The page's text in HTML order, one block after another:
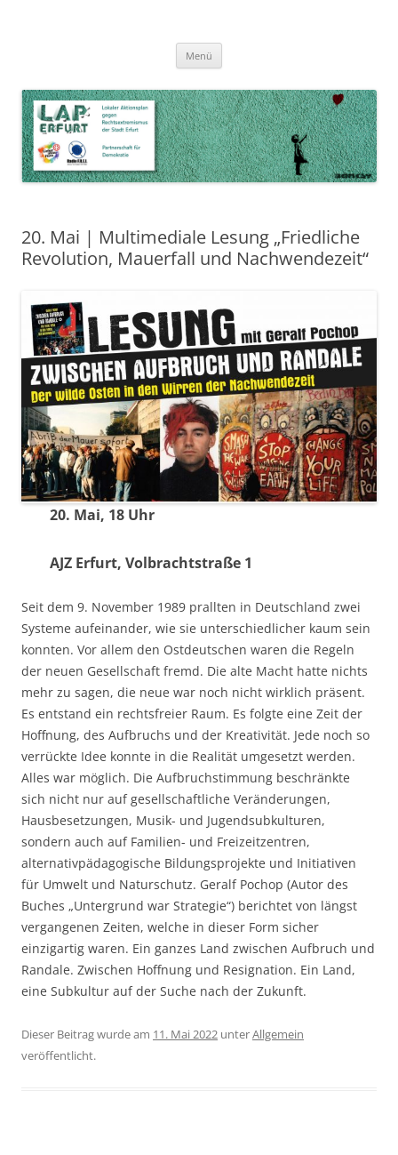
Lokaler Aktionsplan gegen Rechtsextremismus der Stadt Erfurt – Zur
Stärkung der Vielfalt, Toleranz und Demokratie
Menü
20. Mai | Multimediale Lesung „Friedliche
Revolution, Mauerfall und Nachwendezeit“
20. Mai, 18 Uhr
AJZ Erfurt, Volbrachtstraße 1
Seit dem 9. November 1989 prallten in Deutschland zwei
Systeme aufeinander, wie sie unterschiedlicher kaum sein
konnten. Vor allem den Ostdeutschen waren die Regeln
der neuen Gesellschaft fremd. Die alte Macht hatte nichts
mehr zu sagen, die neue war noch nicht wirklich präsent.
Es entstand ein rechtsfreier Raum. Es folgte eine Zeit der
Hoffnung, des Aufbruchs und der Kreativität. Jede noch so
verrückte Idee konnte in die Realität umgesetzt werden.
Alles war möglich. Die Aufbruchstimmung beschränkte
sich nicht nur auf gesellschaftliche Veränderungen,
Hausbesetzungen, Musik- und Jugendsubkulturen,
sondern auch auf Familien- und Freizeitzentren,
alternativpädagogische Bildungsprojekte und Initiativen
für Umwelt und Naturschutz. Geralf Pochop (Autor des
Buches „Untergrund war Strategie“) berichtet von längst
vergangenen Zeiten, welche in dieser Form sicher
einzigartig waren. Ein ganzes Land zwischen Aufbruch und
Randale. Zwischen Hoffnung und Resignation. Ein Land,
eine Subkultur auf der Suche nach der Zukunft.
Dieser Beitrag wurde am 11. Mai 2022 unterAllgemein
veröffentlicht.